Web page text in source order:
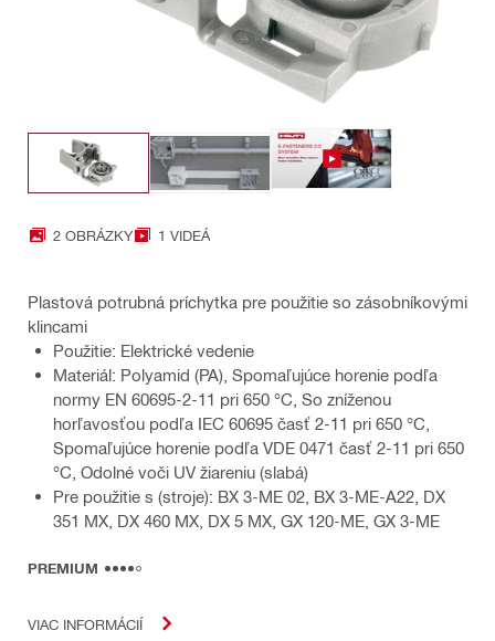
2 OBRÁZKY 1 VIDEÁ
Plastová potrubná príchytka pre použitie so zásobníkovými
klincami
Použitie: Elektrické vedenie
Materiál: Polyamid (PA), Spomaľujúce horenie podľa
normy EN 60695-2-11 pri 650 °C, So zníženou
horľavosťou podľa IEC 60695 časť 2-11 pri 650 °C,
Spomaľujúce horenie podľa VDE 0471 časť 2-11 pri 650
°C, Odolné voči UV žiareniu (slabá)
Pre použitie s (stroje): BX 3-ME 02, BX 3-ME-A22, DX
351 MX, DX 460 MX, DX 5 MX, GX 120-ME, GX 3-ME
PREMIUM
VIAC INFORMÁCIÍ